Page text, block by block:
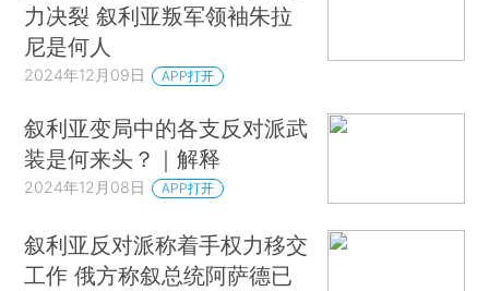
力决裂 叙利亚叛军领袖朱拉
尼是何人
2024年12月09日 APP打开
叙利亚变局中的各支反对派武
装是何来头？｜解释
2024年12月08日 APP打开
叙利亚反对派称着手权力移交
工作 俄方称叙总统阿萨德已